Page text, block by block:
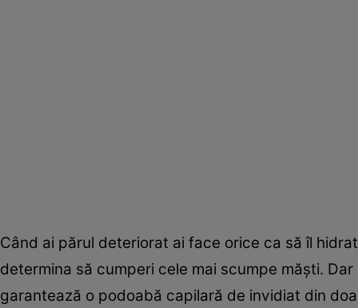
Când ai părul deteriorat ai face orice ca să îl
determina să cumperi cele mai scumpe măşti.
garantează o podoabă capilară de invidiat din